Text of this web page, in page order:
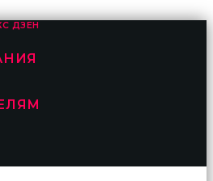
ДЗЕН